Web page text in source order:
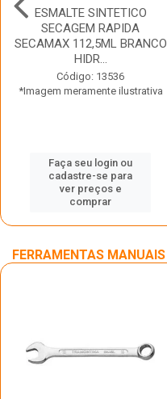
ESMALTE SINTETICO
SECAGEM RAPIDA
SECAMAX 112,5ML BRANCO
HIDR...
Código: 13536
*Imagem meramente ilustrativa
Faça seu login ou
cadastre-se para
ver preços e
comprar
FERRAMENTAS MANUAIS